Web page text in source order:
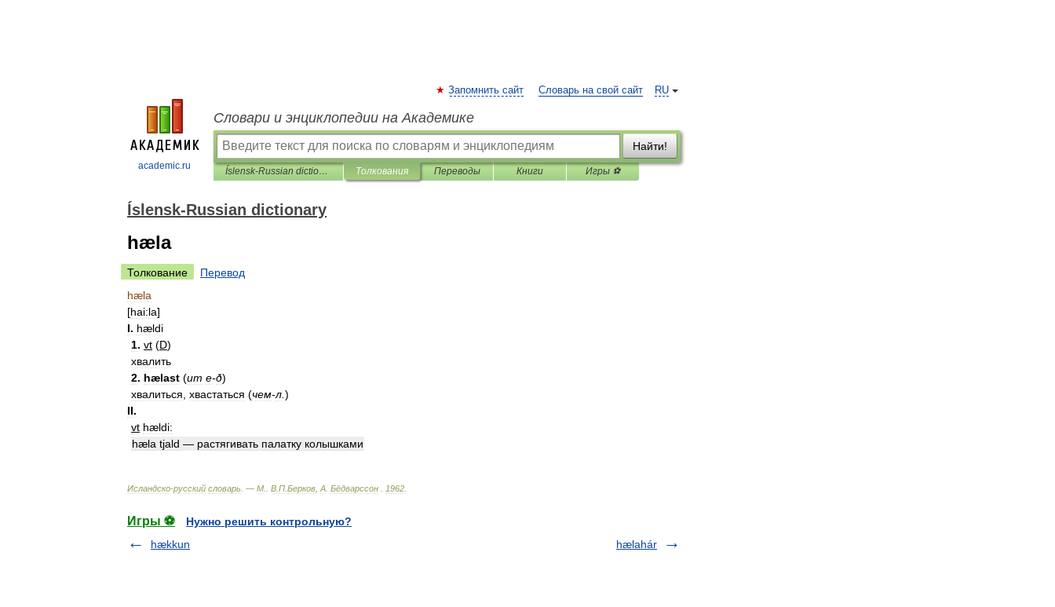
academic.ru
RU
Запомнить сайт Словарь на свой сайт
Словари и энциклопедии на Академике
Найти!
Íslensk-Russian dictionary Толкования Переводы Книги Игры ⚽
Íslensk-Russian dictionary
hæla
Толкование
Перевод
hæla
[hai:la]
I. hældi
1. vt (D)
хвалить
2. hælast (um e-ð)
хвалиться хвастаться (чем-л )
II.
vt hældi:
hæla tjald — растягивать палатку колышками
Исландско-русский словарь . — М В П Берков А Бёдварссон 1962
Игры ⚽
Нужно решить контрольную?
hækkun
hælahár